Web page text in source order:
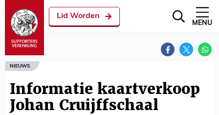
Lid Worden
MENU
NIEUWS
Informatie kaartverkoop
Johan Cruijffschaal